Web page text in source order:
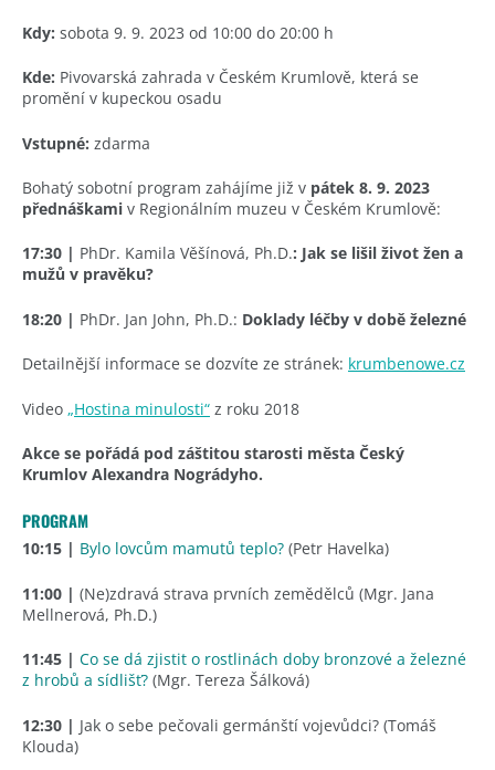
Kdy: sobota 9. 9. 2023 od 10:00 do 20:00 h
Kde: Pivovarská zahrada v Českém Krumlově, která se
promění v kupeckou osadu
Vstupné: zdarma
Bohatý sobotní program zahájíme již v pátek 8. 9. 2023
přednáškami v Regionálním muzeu v Českém Krumlově:
17:30 | PhDr. Kamila Věšínová, Ph.D.: Jak se lišil život žen a
mužů v pravěku?
18:20 | PhDr. Jan John, Ph.D.: Doklady léčby v době železné
Detailnější informace se dozvíte ze stránek: krumbenowe.cz
Video „Hostina minulosti“ z roku 2018
Akce se pořádá pod záštitou starosti města Český
Krumlov Alexandra Nográdyho.
PROGRAM
10:15 | Bylo lovcům mamutů teplo? (Petr Havelka)
11:00 | (Ne)zdravá strava prvních zemědělců (Mgr. Jana
Mellnerová, Ph.D.)
11:45 | Co se dá zjistit o rostlinách doby bronzové a železné
z hrobů a sídlišť? (Mgr. Tereza Šálková)
12:30 | Jak o sebe pečovali germánští vojevůdci? (Tomáš
Klouda)